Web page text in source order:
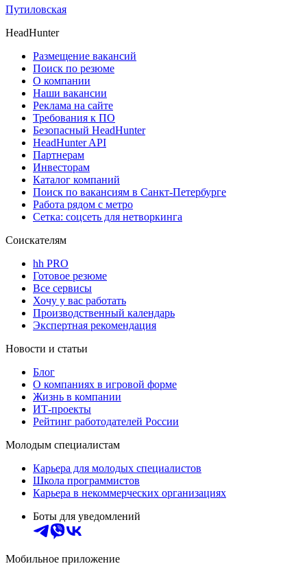
Путиловская
HeadHunter
Размещение вакансий
Поиск по резюме
О компании
Наши вакансии
Реклама на сайте
Требования к ПО
Безопасный HeadHunter
HeadHunter API
Партнерам
Инвесторам
Каталог компаний
Поиск по вакансиям в Санкт-Петербурге
Работа рядом с метро
Сетка: соцсеть для нетворкинга
Соискателям
hh PRO
Готовое резюме
Все сервисы
Хочу у вас работать
Производственный календарь
Экспертная рекомендация
Новости и статьи
Блог
О компаниях в игровой форме
Жизнь в компании
ИТ-проекты
Рейтинг работодателей России
Молодым специалистам
Карьера для молодых специалистов
Школа программистов
Карьера в некоммерческих организациях
Боты для уведомлений
Мобильное приложение